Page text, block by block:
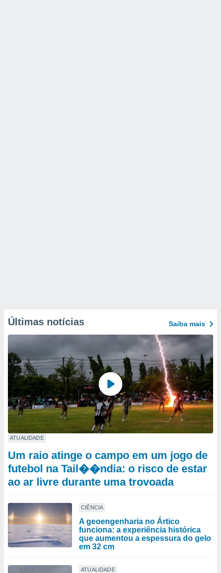
Últimas notícias Saiba mais
ATUALIDADE
Um raio atinge o campo em um jogo de
futebol na Tail��ndia: o risco de estar
ao ar livre durante uma trovoada
CIÊNCIA
A geoengenharia no Ártico
funciona: a experiência histórica
que aumentou a espessura do gelo
em 32 cm
ATUALIDADE